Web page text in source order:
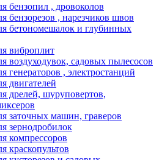
бензопил , дровоколов
бензорезов , нарезчиков швов
бетономешалок и глубинных
виброплит
воздуходувок, садовых пылесосов
генераторов , электростанций
двигателей
дрелей, шуруповертов,
заточных машин, граверов
зернодробилок
компрессоров
краскопультов